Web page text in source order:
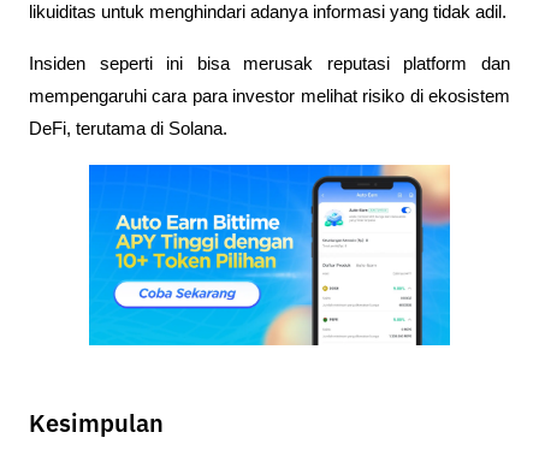
likuiditas untuk menghindari adanya informasi yang tidak adil.
Insiden seperti ini bisa merusak reputasi platform dan
mempengaruhi cara para investor melihat risiko di ekosistem
DeFi, terutama di Solana.
Kesimpulan